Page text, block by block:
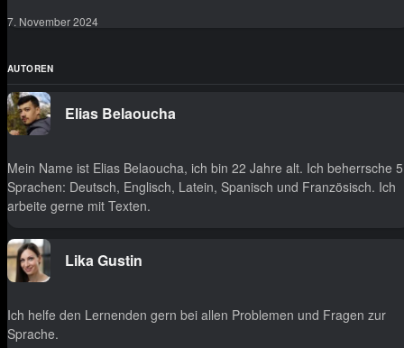
7. November 2024
AUTOREN
Elias Belaoucha
Mein Name ist Elias Belaoucha, ich bin 22 Jahre alt. Ich beherrsche 5
Sprachen: Deutsch, Englisch, Latein, Spanisch und Französisch. Ich
arbeite gerne mit Texten.
Lika Gustin
Ich helfe den Lernenden gern bei allen Problemen und Fragen zur
Sprache.